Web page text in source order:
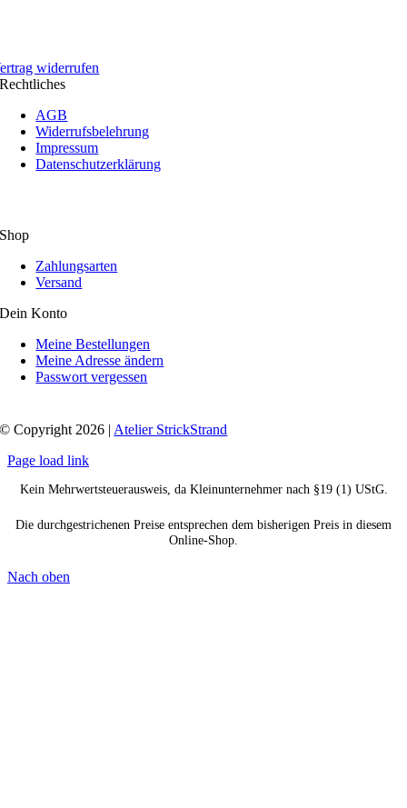
widerrufen
Rechtliches
AGB
Widerrufsbelehrung
Impressum
Datenschutzerklärung
Shop
Zahlungsarten
Versand
Dein Konto
Meine Bestellungen
Meine Adresse ändern
Passwort vergessen
© Copyright 2026 | Atelier StrickStrand
Page load link
Kein Mehrwertsteuerausweis, da Kleinunternehmer nach §19 (1) UStG.
Die durchgestrichenen Preise entsprechen dem bisherigen Preis in diesem
Online-Shop.
Nach oben